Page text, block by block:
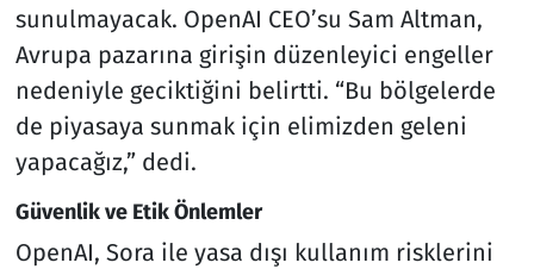
sunulmayacak. OpenAI CEO’su Sam Altman,
Avrupa pazarına girişin düzenleyici engeller
nedeniyle geciktiğini belirtti. “Bu bölgelerde
de piyasaya sunmak için elimizden geleni
yapacağız,” dedi.
Güvenlik ve Etik Önlemler
OpenAI, Sora ile yasa dışı kullanım risklerini